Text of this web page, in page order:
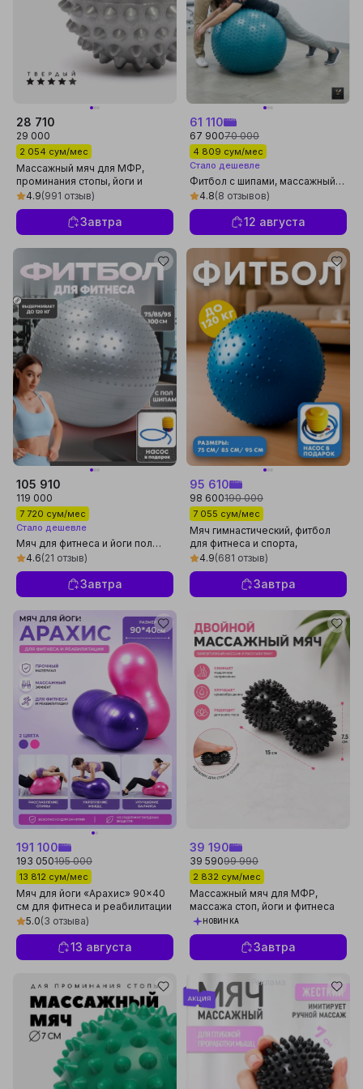
28 710
29 000
2 054 сум/мес
Массажный мяч для МФР,
проминания стопы, йоги и
фитнеса
4.9(991 отзыв)
Завтра
61 110
67 90070 000
4 809 сум/мес
Стало дешевле
Фитбол с шипами, массажный
мяч для фитнеса, с насосом,
упругий, универсальный
4.8(8 отзывов)
12 августа
105 910
119 000
7 720 сум/мес
Стало дешевле
Мяч для фитнеса и йоги пол
шипом, Fitball, с насосом, 75-
85-95 см
4.6(21 отзыв)
Завтра
95 610
98 600190 000
7 055 сум/мес
Мяч гимнастический, фитбол
для фитнеса и спорта,
массажный мяч, 75 см, 85 см,
95 см
4.9(681 отзыв)
Завтра
Реклама
191 100
193 050195 000
13 812 сум/мес
Мяч для йоги «Арахис» 90×40
см для фитнеса и реабилитации
5.0(3 отзыва)
13 августа
39 190
39 59099 990
2 832 сум/мес
Массажный мяч для МФР,
массажа стоп, йоги и фитнеса
НОВИНКА
Завтра
Реклама